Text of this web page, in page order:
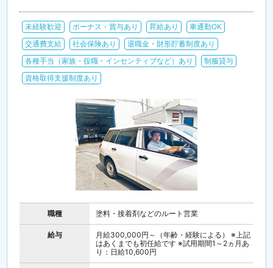
未経験歓迎 ボーナス・賞与あり 昇給あり
車通勤OK
交通費支給
社会保険あり
退職金・財形貯蓄制度あり
各種手当（家族・役職・インセンティブなど）あり
制服貸与
資格取得支援制度あり
職種 塗料・接着剤などのルート営業
給与
月給300,000円～（年齢・経験による） ※上記
はあくまでも初任給です ※試用期間1～2ヵ月あ
り：日給10,600円